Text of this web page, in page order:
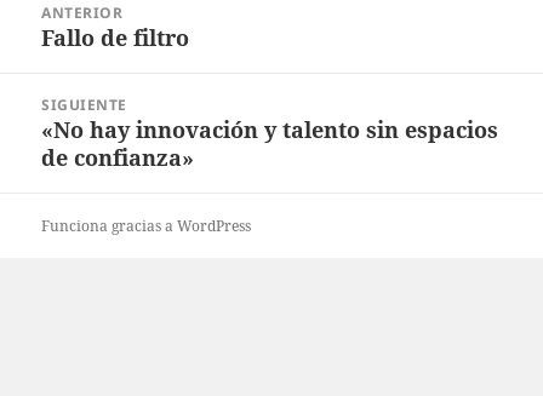
entradas
ANTERIOR
Entrada
Fallo de filtro
SIGUIENTE
Entrada
siguiente:
«No hay innovación y talento sin espacios
de confianza»
Funciona gracias a WordPress